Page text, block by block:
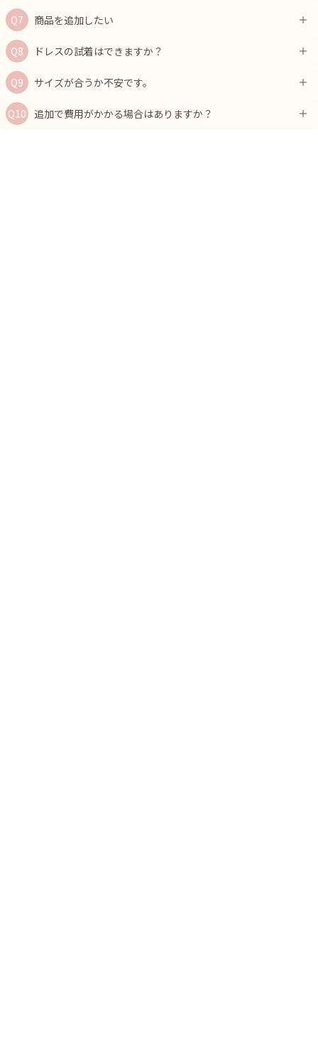
商品を追加したい
ドレスの試着はできますか？
サイズが合うか不安です。
追加で費用がかかる場合はありますか？